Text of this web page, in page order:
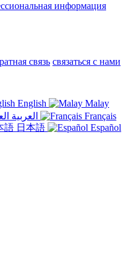
информация
связь связаться с нами
English
Malay
Français
日本語 Español